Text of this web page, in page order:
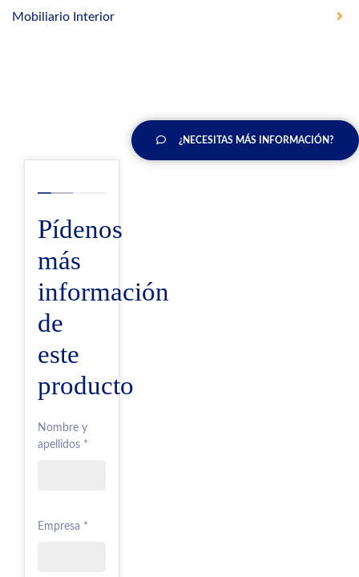
Mobiliario Interior
¿NECESITAS MÁS INFORMACIÓN?
Pídenos
más
información
de
este
producto
Nombre y
apellidos *
Empresa *